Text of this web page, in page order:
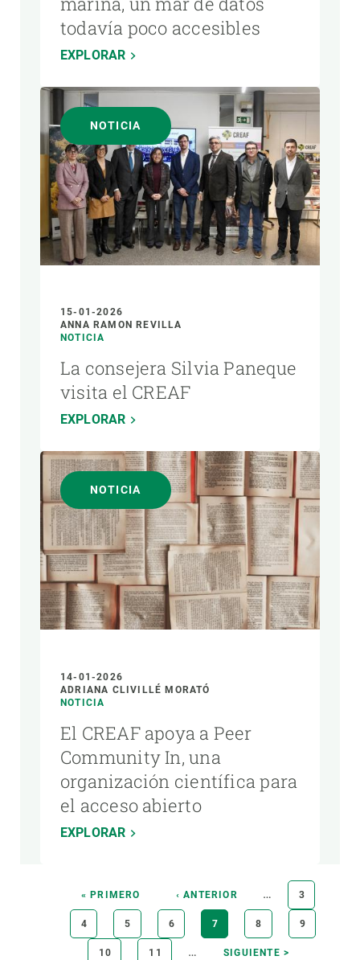
todavía poco accesibles
EXPLORAR
NOTICIA
15-01-2026
ANNA RAMON REVILLA
NOTICIA
La consejera Silvia Paneque
visita el CREAF
EXPLORAR
NOTICIA
14-01-2026
ADRIANA CLIVILLÉ MORATÓ
NOTICIA
El CREAF apoya a Peer
Community In, una
organización científica para
el acceso abierto
EXPLORAR
PaginaciónPRIMERA
PÁGINA
« PRIMERO
PÁGINA
ANTERIOR
‹ ANTERIOR … PÁGINA
3
PÁGINA
4 PÁGINA
5 PÁGINA
6
PÁGINA
ACTUAL
7 PÁGINA
8 PÁGINA
9
PÁGINA
10 PÁGINA
11 …
SIGUIENTE
SIGUIENTE >